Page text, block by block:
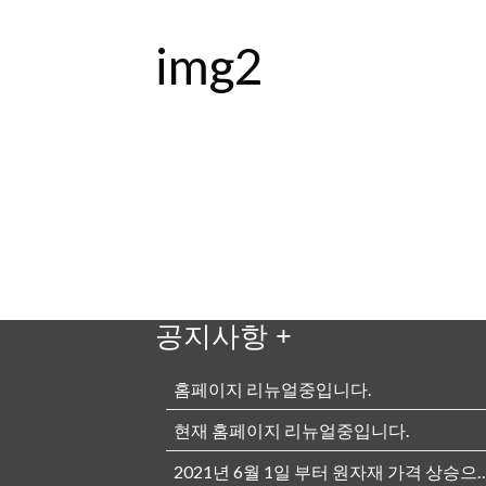
img2
공지사항 +
홈페이지 리뉴얼중입니다.
현재 홈페이지 리뉴얼중입니다.
2021년 6월 1일 부터 원